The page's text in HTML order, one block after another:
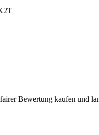
Bewertung kaufen und